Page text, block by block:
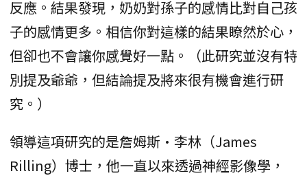
反應。結果發現，奶奶對孫子的感情比對自己孩
子的感情更多。相信你對這樣的結果瞭然於心，
但卻也不會讓你感覺好一點。（此研究並沒有特
別提及爺爺，但結論提及將來很有機會進行研
究。）
領導這項研究的是詹姆斯·李林（James
Rilling）博士，他一直以來透過神經影像學，